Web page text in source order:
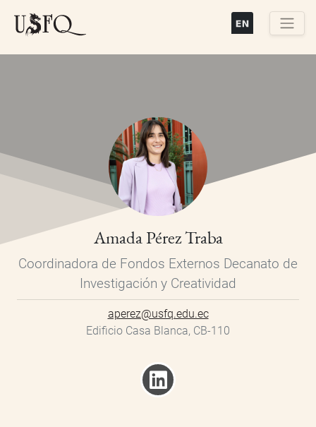
Amada Pérez Traba
Coordinadora de Fondos Externos Decanato de
Investigación y Creatividad
aperez@usfq.edu.ec
Edificio Casa Blanca, CB-110